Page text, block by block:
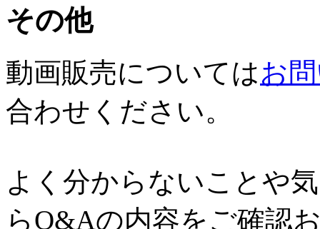
その他
動画販売についてはお
合わせください。
よく分からないことや
らQ&Aの内容をご確認